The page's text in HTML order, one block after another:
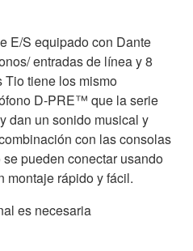
E/S equipado con Dante
entradas de línea y 8
Tio tiene los mismo
D-PRE™ que la serie
dan un sonido musical y
con las consolas
pueden conectar usando
montaje rápido y fácil.
es necesaria